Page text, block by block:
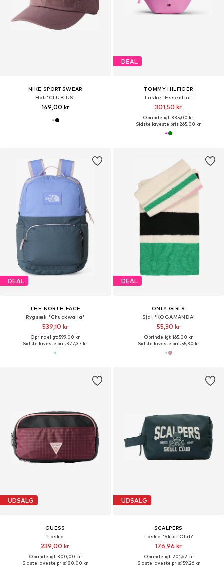
NIKE SPORTSWEAR
Hat 'CLUB US'
149,00 kr
DEAL
TOMMY HILFIGER
Taske 'Essential'
301,50 kr
Oprindeligt: 335,00 kr
Sidste laveste pris:265,00 kr
DEAL
THE NORTH FACE
Rygsæk 'Chuckwalla'
539,10 kr
Oprindeligt: 599,00 kr
Sidste laveste pris:377,37 kr
DEAL
ONLY GIRLS
Sjal 'KOGAMANDA'
55,30 kr
Oprindeligt: 165,00 kr
Sidste laveste pris:55,30 kr
UDSALG
GUESS
Taske
239,00 kr
Oprindeligt: 300,00 kr
Sidste laveste pris:180,00 kr
UDSALG
SCALPERS
Taske 'Skull Club'
176,96 kr
Oprindeligt: 201,62 kr
Sidste laveste pris:159,26 kr